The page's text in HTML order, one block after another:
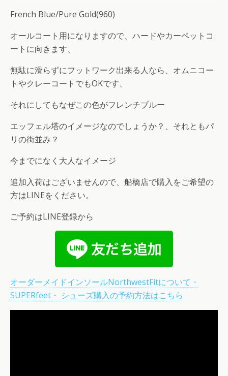
French Blue/Pure Gold(960)
オールコート用になりますので、ハードやカーペットコ
ートに向きます、
無駄に滑らずにフットワーク出来る人なら、オムニコー
トやクレーコートでもOKです、
それにしてもなぜこの色がフレンチブルー
エッフェル塔のイメージなのでしょうか？、それともパ
リの街並み？
今までになく大人なイメージ
追加入荷はございませんので、船橋店で購入をご希望の
方はLINEをください。
ご予約はLINE登録から
オーダーメイドインソールNorthwestFitについて・
SUPERfeet・ シューズ購入の予約方法はこちら